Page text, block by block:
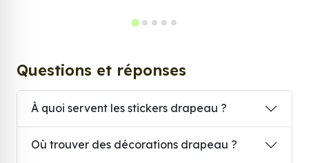
Questions et réponses
À quoi servent les stickers drapeau ?
Où trouver des décorations drapeau ?